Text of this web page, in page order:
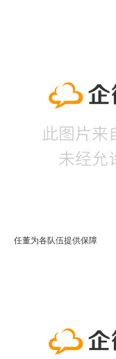
任董为各队伍提供保障